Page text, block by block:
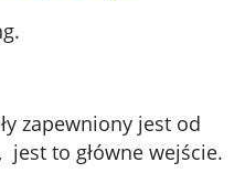
zapewniony jest od
to główne wejście.